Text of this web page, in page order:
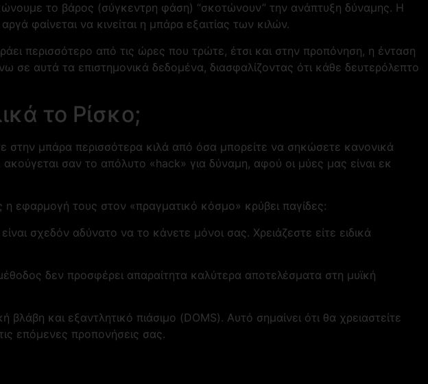
το βάρος (σύγκεντρη φάση) “σκοτώνουν” την ανάπτυξη δύναμης. Η
φαίνεται να κινείται η μπάρα εξαιτίας των κιλών.
περισσότερο από τις ώρες που τρώτε, έτσι και στην προπόνηση, η ένταση
σε αυτά τα επιστημονικά δεδομένα, διασφαλίζοντας ότι κάθε δευτερόλεπτο
το Ρίσκο;
στην μπάρα περισσότερα κιλά από όσα μπορείτε να σηκώσετε κανονικά
σαν το απόλυτο «hack» για δύναμη, αφού οι μύες μας είναι εκ
εφαρμογή τους στον «πραγματικό κόσμο» κρύβει παγίδες:
σχεδόν αδύνατο να το κάνετε μόνοι σας. Χρειάζεστε είτε ειδικά
δεν προσφέρει απαραίτητα καλύτερα αποτελέσματα στη μυϊκή
βλάβη και εξαντλητικό πιάσιμο (DOMS). Αυτό σημαίνει ότι θα χρειαστείτε
επόμενες προπονήσεις σας.